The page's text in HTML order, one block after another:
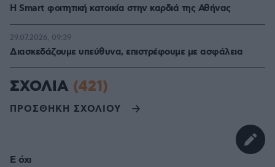
Η Smart φοιτητική κατοικία στην καρδιά της Αθήνας
Διασκεδάζουμε υπεύθυνα, επιστρέφουμε με ασφάλεια
29.07.2026, 09:39
ΣΧΟΛΙΑ (421)
ΠΡΟΣΘΗΚΗ ΣΧΟΛΙΟΥ
Ε όχι